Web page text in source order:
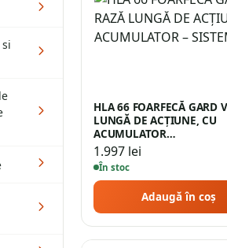
HLA 66 FOARFECĂ GARD
LUNGĂ DE ACŢIUNE, CU
ACUMULATOR…
1.997 lei
În stoc
Adaugă în coș